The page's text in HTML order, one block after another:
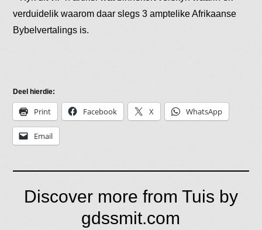
verduidelik waarom daar slegs 3 amptelike Afrikaanse
Bybelvertalings is.
Deel hierdie:
Print Facebook X WhatsApp
Email
Discover more from Tuis by
gdssmit.com